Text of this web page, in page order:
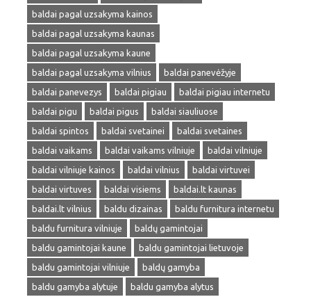
baldai pagal uzsakyma kainos
baldai pagal uzsakyma kaunas
baldai pagal uzsakyma kaune
baldai pagal uzsakyma vilnius
baldai panevėžyje
baldai panevezys
baldai pigiau
baldai pigiau internetu
baldai pigu
baldai pigus
baldai siauliuose
baldai spintos
baldai svetainei
baldai svetaines
baldai vaikams
baldai vaikams vilniuje
baldai vilniuje
baldai vilniuje kainos
baldai vilnius
baldai virtuvei
baldai virtuves
baldai visiems
baldai.lt kaunas
baldai.lt vilnius
baldu dizainas
baldu furnitura internetu
baldu furnitura vilniuje
baldų gamintojai
baldu gamintojai kaune
baldu gamintojai lietuvoje
baldu gamintojai vilniuje
baldų gamyba
baldu gamyba alytuje
baldu gamyba alytus